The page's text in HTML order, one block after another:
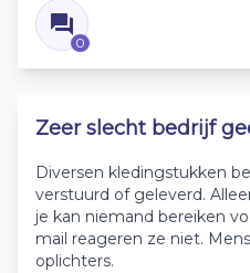
0
Zeer slecht bedrijf
Diversen kledingstukken
verstuurd of geleverd.
je kan niemand bereiken
mail reageren ze niet.
oplichters.